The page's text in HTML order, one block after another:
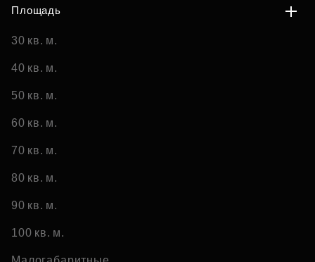
Площадь
30 кв. м.
40 кв. м.
50 кв. м.
60 кв. м.
70 кв. м.
80 кв. м.
90 кв. м.
100 кв. м.